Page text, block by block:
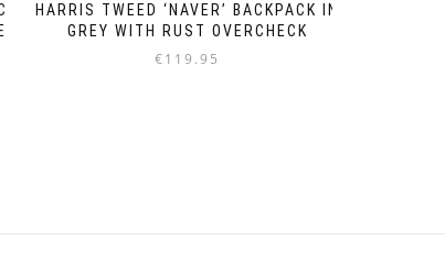
HARRIS TWEED ‘NAVER’ BACKPACK IN
GREY WITH RUST OVERCHECK
€119.95